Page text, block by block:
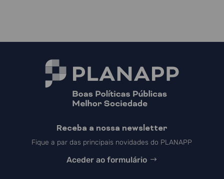
Receba a nossa newsletter
Fique a par das principais novidades do PLANAPP
Aceder ao formulário